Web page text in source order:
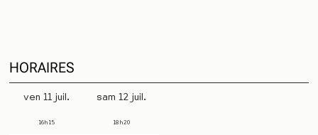
HORAIRES
ven 11 juil.
16h15
sam 12 juil.
18h20